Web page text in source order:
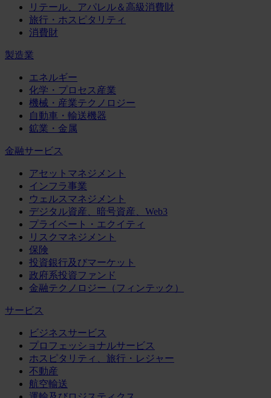
リテール、アパレル＆高級消費財
旅行・ホスピタリティ
消費財
製造業
エネルギー
化学・プロセス産業
機械・産業テクノロジー
自動車・輸送機器
鉱業・金属
金融サービス
アセットマネジメント
インフラ事業
ウェルスマネジメント
デジタル資産、暗号資産、Web3
プライベート・エクイティ
リスクマネジメント
保険
投資銀行及びマーケット
政府系投資ファンド
金融テクノロジー（フィンテック）
サービス
ビジネスサービス
プロフェッショナルサービス
ホスピタリティ、旅行・レジャー
不動産
航空輸送